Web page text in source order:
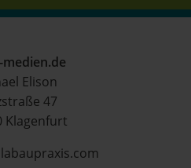
medien.de
Elison
47
Klagenfurt